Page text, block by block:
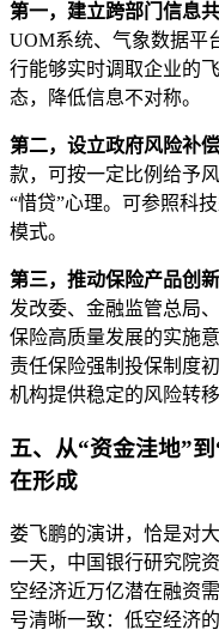
第一，建立跨部门信息共
UOM系统、气象数据平
行能够实时调取企业的
态，降低信息不对称。
第二，设立政府风险补偿
款，可按一定比例给予
“惜贷”心理。可参照科
模式。
第三，推动保险产品创
发改委、金融监管总局
保险高质量发展的实施
责任保险强制投保制度
机构提供稳定的风险转
五、从“资金洼地”
在形成
娄飞鹏的演讲，恰是对
一天，中国银行研究院
空经济近万亿潜在融资
号清晰一致：低空经济